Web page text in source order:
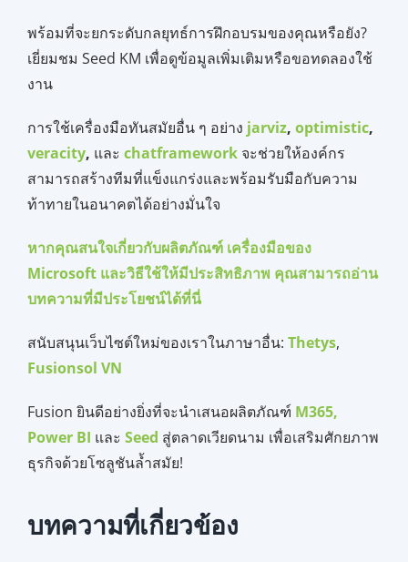
พร้อมที่จะยกระดับกลยุทธ์การฝึกอบรมของคุณหรือยัง?
เยี่ยมชม Seed KM เพื่อดูข้อมูลเพิ่มเติมหรือขอทดลองใช้
งาน
การใช้เครื่องมือทันสมัยอื่น ๆ อย่าง jarviz, optimistic,
veracity, และ chatframeworkจะช่วยให้องค์กร
สามารถสร้างทีมที่แข็งแกร่งและพร้อมรับมือกับความ
ท้าทายในอนาคตได้อย่างมั่นใจ
หากคุณสนใจเกี่ยวกับผลิตภัณฑ์ เครื่องมือของ
Microsoft และวิธีใช้ให้มีประสิทธิภาพ คุณสามารถอ่าน
บทความที่มีประโยชน์ได้ที่นี่
สนับสนุนเว็บไซต์ใหม่ของเราในภาษาอื่น: Thetys,
Fusionsol VN
Fusion ยินดีอย่างยิ่งที่จะนำเสนอผลิตภัณฑ์ M365,
Power BI และ Seed สู่ตลาดเวียดนาม เพื่อเสริมศักยภาพ
ธุรกิจด้วยโซลูชันล้ำสมัย!
บทความที่เกี่ยวข้อง